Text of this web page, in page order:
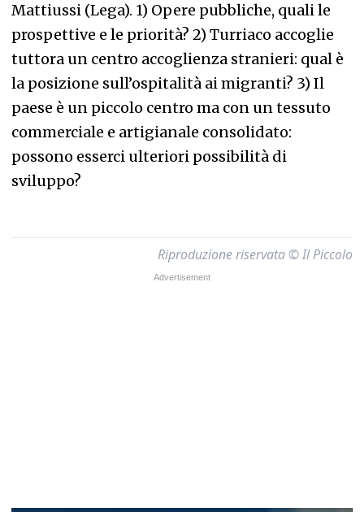
Mattiussi (Lega). 1) Opere pubbliche, quali le
prospettive e le priorità? 2) Turriaco accoglie
tuttora un centro accoglienza stranieri: qual è
la posizione sull’ospitalità ai migranti? 3) Il
paese è un piccolo centro ma con un tessuto
commerciale e artigianale consolidato:
possono esserci ulteriori possibilità di
sviluppo?
Riproduzione riservata © Il Piccolo